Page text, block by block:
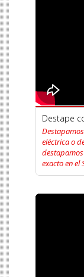
Destape
eléctrica o
exacto en el